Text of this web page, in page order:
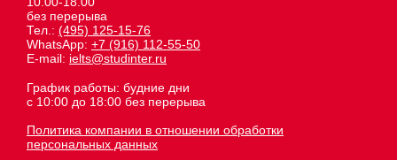
без перерыва
Тел.: (495) 125-15-76
WhatsApp: +7 (916) 112-55-50
E-mail: ielts@studinter.ru
График работы: будние дни
с 10:00 до 18:00 без перерыва
Политика компании в отношении обработки
персональных данных